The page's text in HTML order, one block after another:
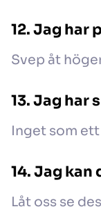
12. Jag har
Svep åt
13. Jag
Inget som
14. Jag kan
Låt oss se